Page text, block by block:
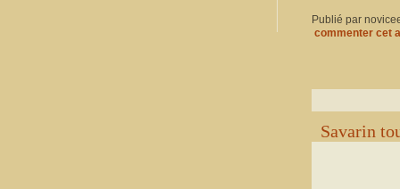
Publié par
commenter cet
Savarin